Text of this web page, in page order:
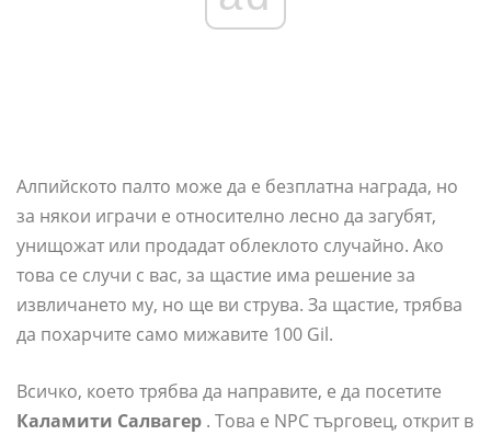
Алпийското палто може да е безплатна награда, но
за някои играчи е относително лесно да загубят,
унищожат или продадат облеклото случайно. Ако
това се случи с вас, за щастие има решение за
извличането му, но ще ви струва. За щастие, трябва
да похарчите само мижавите 100 Gil.
Всичко, което трябва да направите, е да посетите
Каламити Салвагер . Това е NPC търговец, открит в